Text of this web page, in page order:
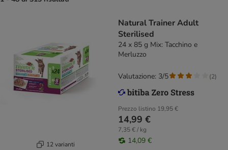
12 varianti
Natural Trainer Adult
Sterilised
24 x 85 g Mix: Tacchino e
Merluzzo
Prezzo listino 19,95 €
14,99 €
7,35 € / kg
14,09 €
Valutazione: 3/5 (2)